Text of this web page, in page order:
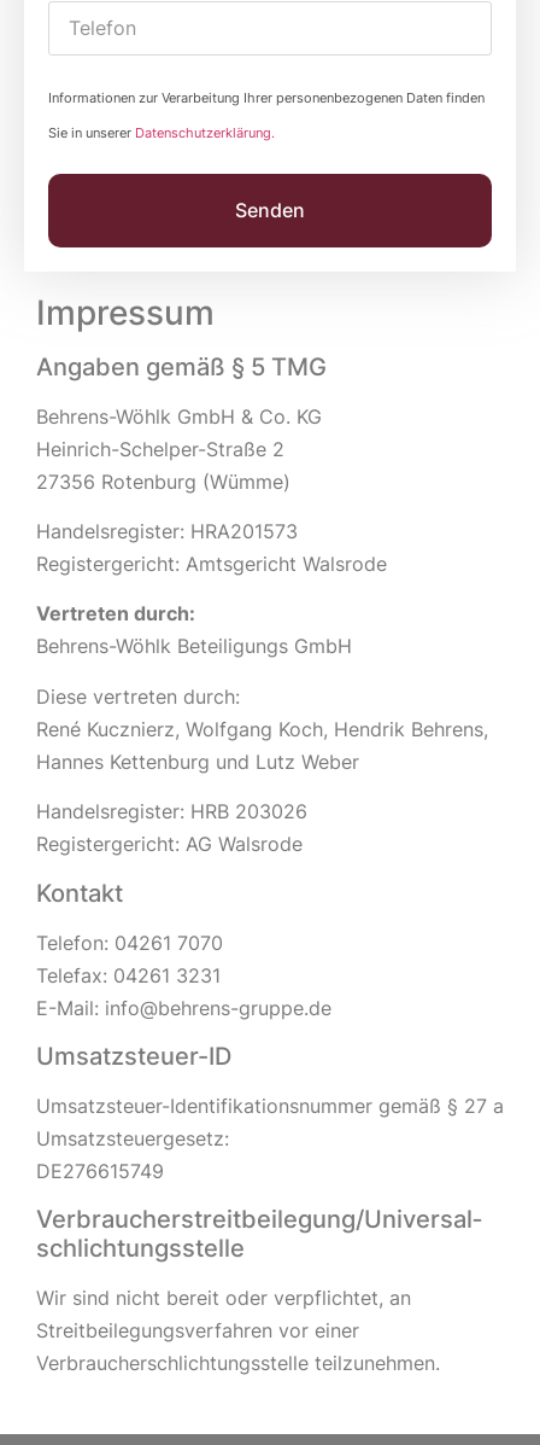
Informationen zur Verarbeitung Ihrer personenbezogenen Daten finden
Sie in unserer Datenschutzerklärung.
Senden
Impressum
Angaben gemäß § 5 TMG
Behrens-Wöhlk GmbH & Co. KG
Heinrich-Schelper-Straße 2
27356 Rotenburg (Wümme)
Handelsregister: HRA201573
Registergericht: Amtsgericht Walsrode
Vertreten durch:
Behrens-Wöhlk Beteiligungs GmbH
Diese vertreten durch:
René Kucznierz, Wolfgang Koch, Hendrik Behrens,
Hannes Kettenburg und Lutz Weber
Handelsregister: HRB 203026
Registergericht: AG Walsrode
Kontakt
Telefon: 04261 7070
Telefax: 04261 3231
E-Mail: info@behrens-gruppe.de
Umsatzsteuer-ID
Umsatzsteuer-Identifikationsnummer gemäß § 27 a
Umsatzsteuergesetz:
DE276615749
Verbraucher­streit­beilegung/Universal­
schlichtungs­stelle
Wir sind nicht bereit oder verpflichtet, an
Streitbeilegungsverfahren vor einer
Verbraucherschlichtungsstelle teilzunehmen.